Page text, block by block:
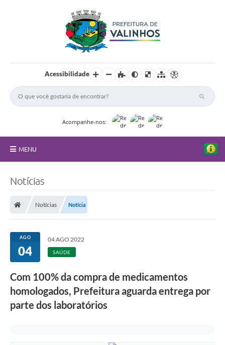
Acessibilidade
Acompanhe-nos:
MENU
Secretarias
Atos Oficiais
Transparência
Programa Famílias Fortes
Notícias
Notícias Notícia
AGO
04
04 AGO 2022
SAÚDE
Com 100% da compra de medicamentos
homologados, Prefeitura aguarda entrega por
parte dos laboratórios